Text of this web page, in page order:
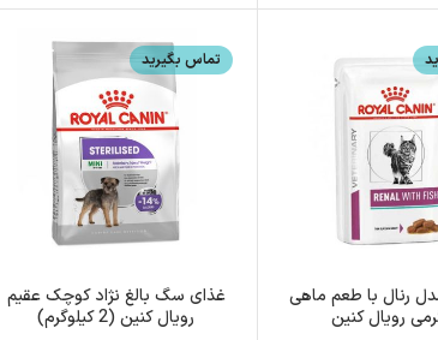
رنال با طعم ماهی
تماس بگیرید
غذای سگ بالغ نژاد کوچک عقیم
رویال کنین (2 کیلوگرم)